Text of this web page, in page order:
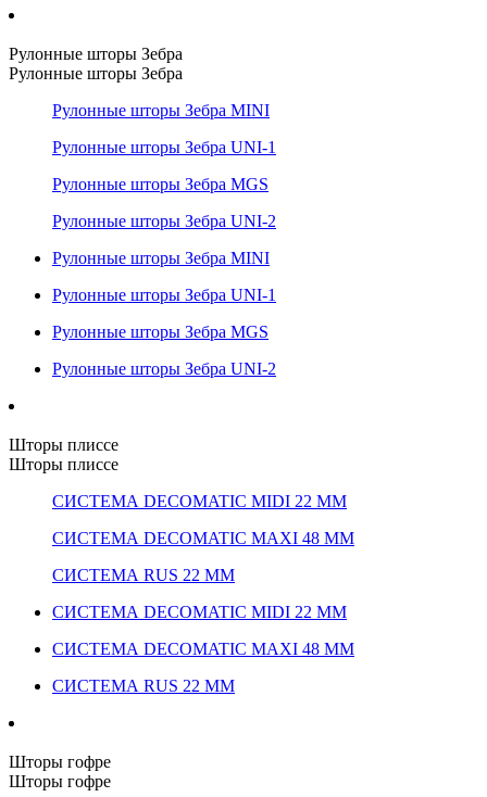
Рулонные шторы Зебра
Рулонные шторы Зебра
Рулонные шторы Зебра MINI
Рулонные шторы Зебра UNI-1
Рулонные шторы Зебра MGS
Рулонные шторы Зебра UNI-2
Рулонные шторы Зебра MINI
Рулонные шторы Зебра UNI-1
Рулонные шторы Зебра MGS
Рулонные шторы Зебра UNI-2
Шторы плиссе
Шторы плиссе
СИСТЕМА DECOMATIC MIDI 22 ММ
СИСТЕМА DECOMATIC MAXI 48 ММ
СИСТЕМА RUS 22 ММ
СИСТЕМА DECOMATIC MIDI 22 ММ
СИСТЕМА DECOMATIC MAXI 48 ММ
СИСТЕМА RUS 22 ММ
Шторы гофре
Шторы гофре